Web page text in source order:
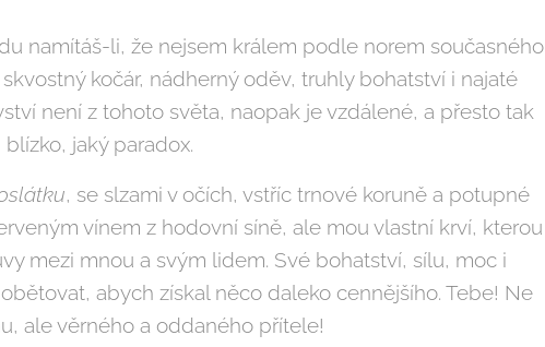
namítáš-li, že nejsem králem podle norem současného
kočár, nádherný oděv, truhly bohatství i najaté
není z tohoto světa, naopak je vzdálené, a přesto tak
blízko, jaký paradox.
, se slzami v očích, vstříc trnové koruně a potupné
vínem z hodovní síně, ale mou vlastní krví, kterou
mezi mnou a svým lidem. Své bohatství, sílu, moc i
abych získal něco daleko cennějšího. Tebe! Ne
ale věrného a oddaného přítele!